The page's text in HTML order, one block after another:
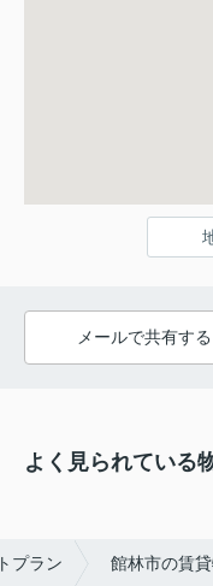
メールで共有する
よく見られている
プラン 館林市の賃